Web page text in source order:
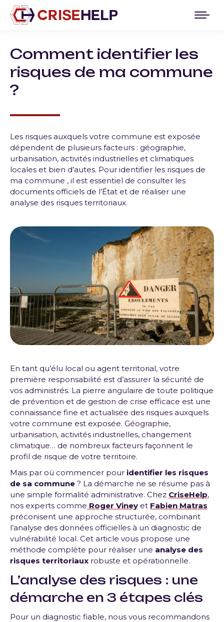
Comment identifier les
risques de ma commune
?
Les risques auxquels votre commune est exposée
dépendent de plusieurs facteurs : géographie,
urbanisation, activités industrielles et climatiques
locales et bien d’autes. Pour identifier les risques de
ma commune , il est essentiel de consulter les
documents officiels de l’État et de réaliser une
analyse des risques territoriaux.
En tant qu’élu local ou agent territorial, votre
première responsabilité est d’assurer la sécurité de
vos administrés. La pierre angulaire de toute politique
de prévention et de gestion de crise efficace est une
connaissance fine et actualisée des risques auxquels
votre commune est exposée. Géographie,
urbanisation, activités industrielles, changement
climatique… de nombreux facteurs façonnent le
profil de risque de votre territoire.
Mais par où commencer pour identifier les risques
de sa commune ? La démarche ne se résume pas à
une simple formalité administrative. Chez CriseHelp,
nos experts comme Roger Viney et Fabien Matras
préconisent une approche structurée, combinant
l’analyse des données officielles à un diagnostic de
vulnérabilité local. Cet article vous propose une
méthode complète pour réaliser une analyse des
risques territoriaux robuste et opérationnelle.
L’analyse des risques : une
démarche en 3 étapes clés
Pour un diagnostic fiable, nous vous recommandons